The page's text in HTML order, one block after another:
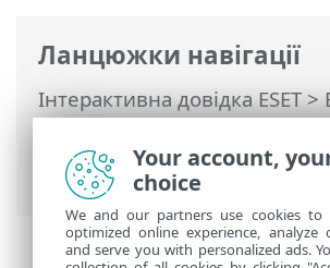
Ланцюжки навігації
Інтерактивна довідка ESET>
PROTECT On-Prem>
PROTECT On-Prem>ESET
Prem Головне меню
>
Your account,
choice
We and our partners use cookies
optimized online experience, analyze
and serve you with personalized ads.